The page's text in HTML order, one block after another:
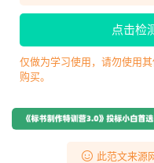
点击检
仅做为学习使用，请勿使用
购买。
此范文来源